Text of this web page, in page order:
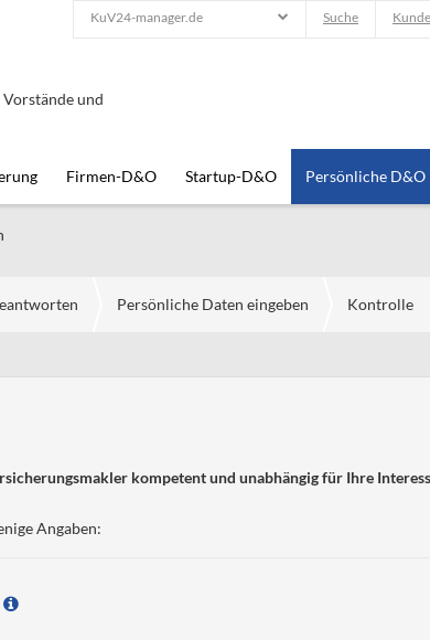
und
KuV24-manager.de Suche
Firmen-D&O Startup-D&O Persönliche D&O
Persönliche Daten eingeben Kontrolle
kompetent und unabhängig für Ihre
Angaben: